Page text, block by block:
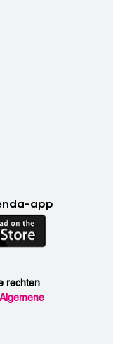
app
rechten
Algemene